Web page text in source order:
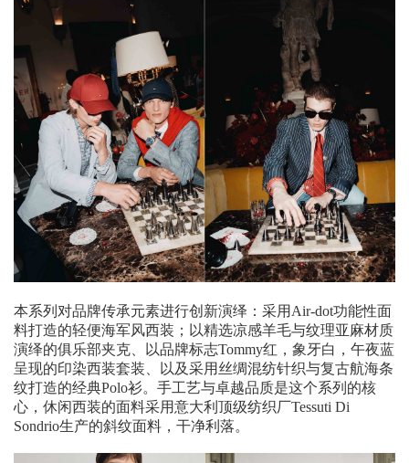
本系列对品牌传承元素进行创新演绎：采用Air-dot功能性面
料打造的轻便海军风西装；以精选凉感羊毛与纹理亚麻材质
演绎的俱乐部夹克、以品牌标志Tommy红，象牙白，午夜蓝
呈现的印染西装套装、以及采用丝绸混纺针织与复古航海条
纹打造的经典Polo衫。手工艺与卓越品质是这个系列的核
心，休闲西装的面料采用意大利顶级纺织厂Tessuti Di
Sondrio生产的斜纹面料，干净利落。